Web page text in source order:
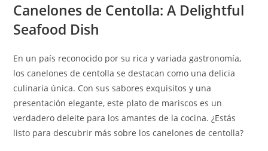
Canelones de Centolla: A Delightful
Seafood Dish
En un país reconocido por su rica y variada gastronomía,
los canelones de centolla se destacan como una delicia
culinaria única. Con sus sabores exquisitos y una
presentación elegante, este plato de mariscos es un
verdadero deleite para los amantes de la cocina. ¿Estás
listo para descubrir más sobre los canelones de centolla?